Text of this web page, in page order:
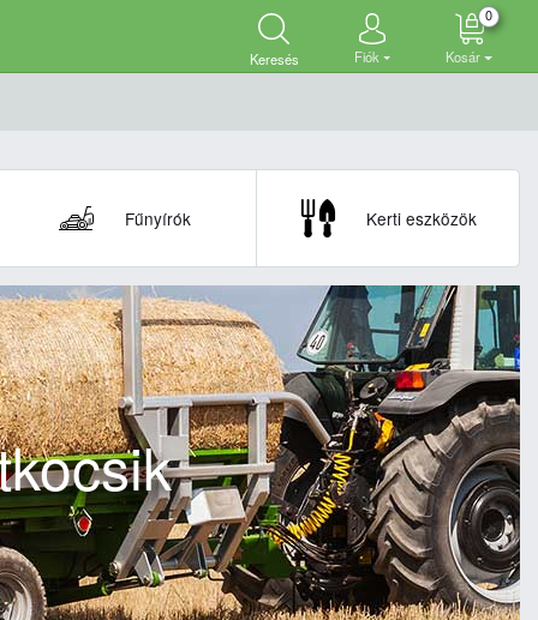
Keresés Fiók Kosár
0
Fűnyírók Kerti eszközök